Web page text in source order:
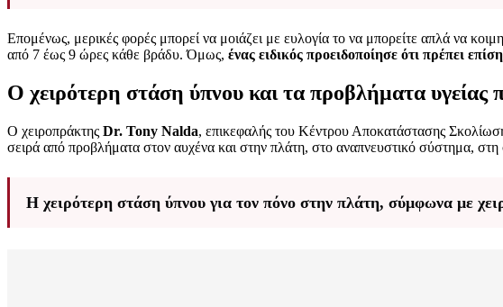
Επομένως, μερικές φορές μπορεί να μοιάζει με ευλογία το να μπορείτε απλά να
από 7 έως 9 ώρες κάθε βράδυ. Όμως, ένας ειδικός προειδοποίησε ότι πρέπει
Ο χειρότερη στάση ύπνου και τα προβλήματα υγείας
Ο χειροπράκτης Dr. Tony Nalda, επικεφαλής του Κέντρου Αποκατάστασης
σειρά από προβλήματα στον αυχένα και στην πλάτη, στο αναπνευστικό σύστημα, στη
Η χειρότερη στάση ύπνου για τον πόνο στην πλάτη, σύμφωνα με